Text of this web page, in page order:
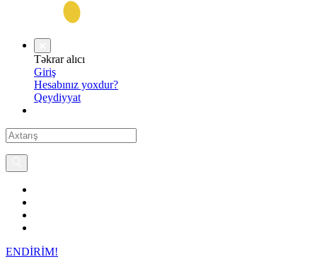
Təkrar alıcı
Giriş
Hesabınız yoxdur?
Qeydiyyat
ENDİRİM!